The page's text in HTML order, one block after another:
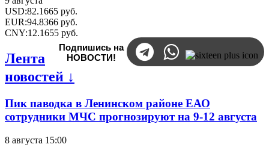
USD:82.1665 руб.
EUR:94.8366 руб.
CNY:12.1655 руб.
Подпишись на
НОВОСТИ!
Лента
новостей ↓
Пик паводка в Ленинском районе ЕАО
сотрудники МЧС прогнозируют на 9-12 августа
8 августа 15:00